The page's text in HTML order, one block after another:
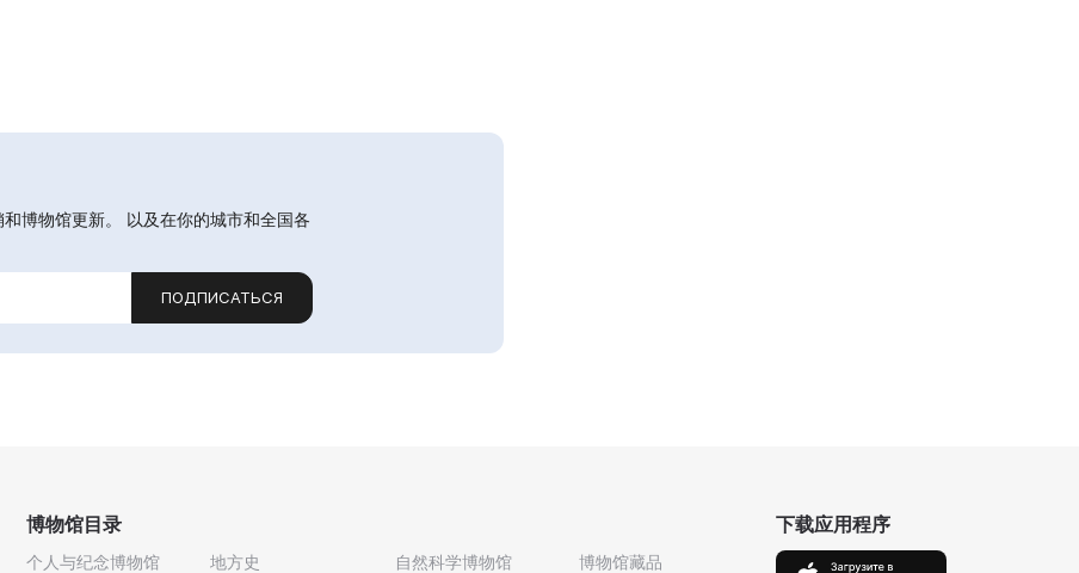
博物馆更新。 以及在你的城市和全国各
ПОДПИСАТЬСЯ
博物馆目录
个人与纪念博物馆 地方史 自然科学博物馆 博物馆藏品
下载应用程序